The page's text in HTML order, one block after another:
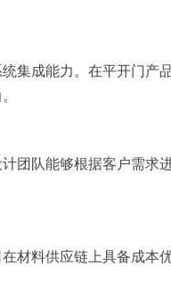
集成能力。在平开门
团队能够根据客户需
材料供应链上具备成